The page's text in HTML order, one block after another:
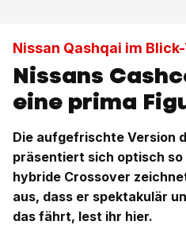
Nissan Qashqai im
Nissans
eine prima
Die aufgefrischte Version
präsentiert sich optisch so
hybride Crossover
aus, dass er spektakulär
das fährt, lest ihr hier.